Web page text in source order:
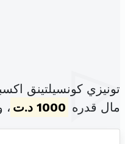
تونيزي كونسيلتينق
مال قدره 1000 د.ت ،